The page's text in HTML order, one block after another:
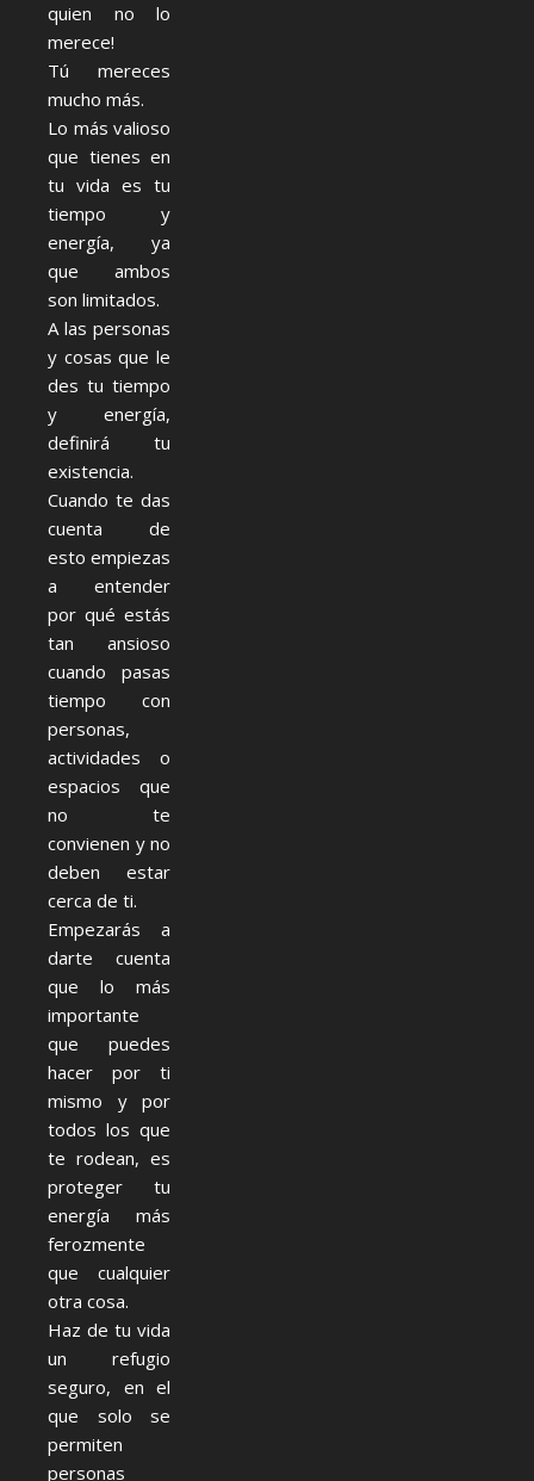
quien no lo
merece!
Tú mereces
mucho más.
Lo más valioso
que tienes en
tu vida es tu
tiempo y
energía, ya
que ambos
son limitados.
A las personas
y cosas que le
des tu tiempo
y energía,
definirá tu
existencia.
Cuando te das
cuenta de
esto empiezas
a entender
por qué estás
tan ansioso
cuando pasas
tiempo con
personas,
actividades o
espacios que
no te
convienen y no
deben estar
cerca de ti.
Empezarás a
darte cuenta
que lo más
importante
que puedes
hacer por ti
mismo y por
todos los que
te rodean, es
proteger tu
energía más
ferozmente
que cualquier
otra cosa.
Haz de tu vida
un refugio
seguro, en el
que solo se
permiten
personas